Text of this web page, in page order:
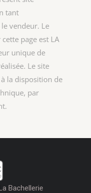
tant
vendeur. Le
page est LA
unique de
Le site
la disposition de
par
Bachellerie